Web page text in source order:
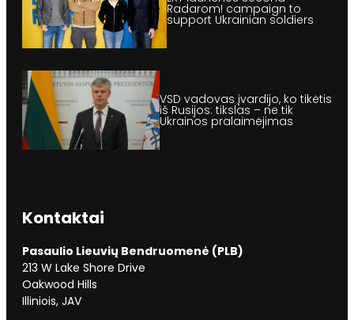
Radarom! campaign to
support Ukrainian soldiers
VSD vadovas įvardijo, ko tikėtis
iš Rusijos: tikslas – ne tik
Ukrainos pralaimėjimas
Kontaktai
Pasaulio Lieuvių Bendruomenė (PLB)
213 W Lake Shore Drive
Oakwood Hills
Illiniois, JAV